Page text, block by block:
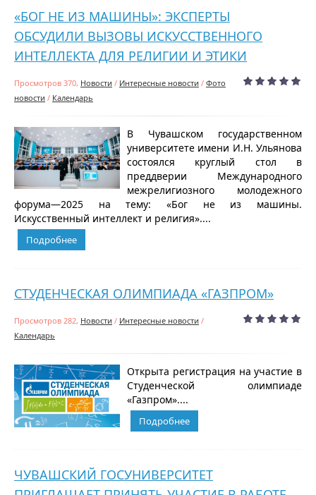
​​«БОГ НЕ ИЗ МАШИНЫ»: ЭКСПЕРТЫ
ОБСУДИЛИ ВЫЗОВЫ ИСКУССТВЕННОГО
ИНТЕЛЛЕКТА ДЛЯ РЕЛИГИИ И ЭТИКИ
Просмотров 370, Новости / Интересные новости / Фото
новости / Календарь
В Чувашском государственном
университете имени И.Н. Ульянова
состоялся круглый стол в
преддверии Международного
межрелигиозного молодежного
форума—2025 на тему: «Бог не из машины.
Искусственный интеллект и религия»....
Подробнее
СТУДЕНЧЕСКАЯ ОЛИМПИАДА «ГАЗПРОМ»
Просмотров 282, Новости / Интересные новости /
Календарь
Открыта регистрация на участие в
Студенческой олимпиаде
«Газпром»....
Подробнее
ЧУВАШСКИЙ ГОСУНИВЕРСИТЕТ